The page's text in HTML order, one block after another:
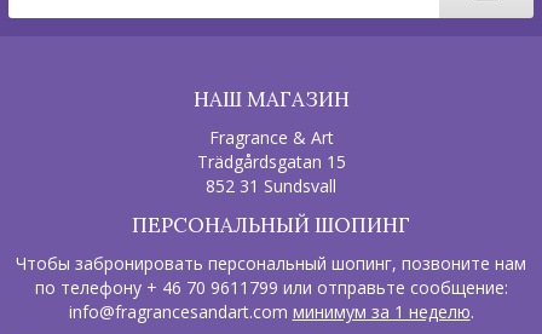
НАШ МАГАЗИН
Fragrance & Art
Trädgårdsgatan 15
852 31 Sundsvall
ПЕРСОНАЛЬНЫЙ ШОПИНГ
Чтобы забронировать персональный шопинг, позвоните нам
по телефону + 46 70 9611799 или отправьте сообщение:
info@fragrancesandart.com минимум за 1 неделю.